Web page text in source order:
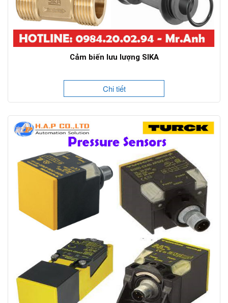
Cảm biến lưu lượng SIKA
Chi tiết